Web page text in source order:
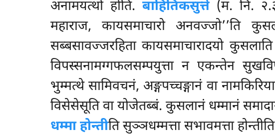
अनामयत्थो होति. बाहितिकसुत्ते(म. नि.
महाराज, कायसमाचारो अनवज्जो’’ति
सब्बसावज्जरहिता कायसमाचारादयो
विपस्सनामग्गफलसम्पयुत्ता न एकन्तेन
भुम्मत्थे सामिवचनं, अङ्गपच्चङ्गानं वा
विसेसेसूति वा योजेतब्बं. कुसलानं धम्मानं
धम्मा होन्तीति सुञ्ञधम्मत्ता सभावमत्ता